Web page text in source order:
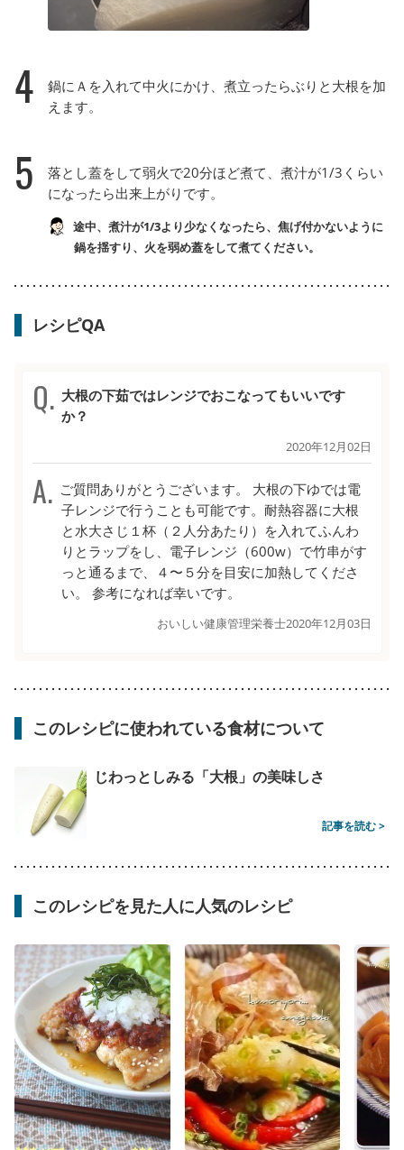
4
鍋にＡを入れて中火にかけ、煮立ったらぶりと大根を加
えます。
5
落とし蓋をして弱火で20分ほど煮て、煮汁が1/3くらい
になったら出来上がりです。
途中、煮汁が1/3より少なくなったら、焦げ付かないように
鍋を揺すり、火を弱め蓋をして煮てください。
レシピQA
大根の下茹ではレンジでおこなってもいいです
か？
2020年12月02日
ご質問ありがとうございます。 大根の下ゆでは電
子レンジで行うことも可能です。耐熱容器に大根
と水大さじ１杯（２人分あたり）を入れてふんわ
りとラップをし、電子レンジ（600w）で竹串がす
っと通るまで、４〜５分を目安に加熱してくださ
い。 参考になれば幸いです。
おいしい健康管理栄養士2020年12月03日
このレシピに使われている食材について
じわっとしみる「大根」の美味しさ
記事を読む >
このレシピを見た人に人気のレシピ